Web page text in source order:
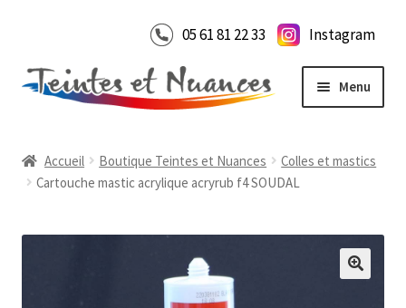
la
navigation
contenu
05 61 81 22 33 Instagram
Menu
Boutique en ligne
le
menu
enfant
Accueil Boutique Teintes et Nuances
Colles et mastics
Cartouche mastic acrylique acryrub f4 SOUDAL